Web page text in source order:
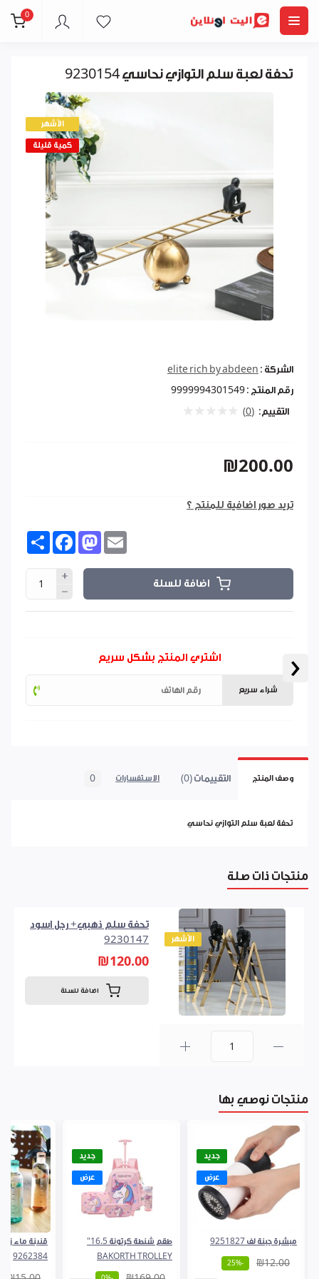
0
‹
تحفة لعبة سلم التوازي نحاسي 9230154
الأشهر
كمية قليلة
الشركة : elite rich by abdeen
رقم المنتج : 9999994301549
التقييم: (0)
₪200.00
تريد صور اضافية للمنتج ؟
Share FacebookMastodon
اضافة للسلة
اشتري المنتج بشكل سريع
شراء سريع
وصف المنتج التقييمات (0) الاستفسارات 0
تحفة لعبة سلم التوازي نحاسي
منتجات ذات صلة
الأشهر
تحفة سلم ذهبي+ رجل اسود
9230147
₪120.00
اضافة للسلة
منتجات نوصي بها
جديد
عرض
مبشرة جبنة لف 9251827
₪12.00
-25%
جديد
عرض
طقم شنطة كرتونة 16.5"
BAKORTH TROLLEY
9262384